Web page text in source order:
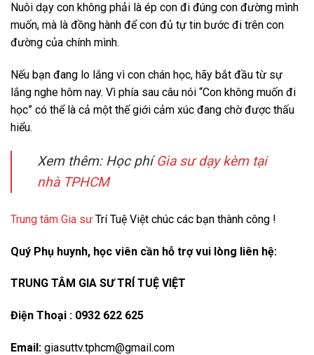
Nuôi dạy con không phải là ép con đi đúng con đường mình
muốn, mà là đồng hành để con đủ tự tin bước đi trên con
đường của chính mình.
Nếu bạn đang lo lắng vì con chán học, hãy bắt đầu từ sự
lắng nghe hôm nay. Vì phía sau câu nói “Con không muốn đi
học” có thể là cả một thế giới cảm xúc đang chờ được thấu
hiểu.
Xem thêm: Học phíGia sư dạy kèm tại
nhà TPHCM
Trung tâm Gia sư Trí Tuệ Việt chúc các bạn thành công !
Quý Phụ huynh, học viên cần hỗ trợ vui lòng liên hệ:
TRUNG TÂM GIA SƯ TRÍ TUỆ VIỆT
Điện Thoại : 0932 622 625
Email: giasuttv.tphcm@gmail.com